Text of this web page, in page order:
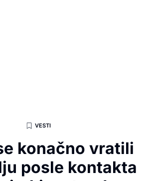
VESTI
konačno vratili
posle kontakta